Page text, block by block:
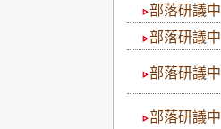
部落研議中
部落研議中
部落研議中
部落研議中